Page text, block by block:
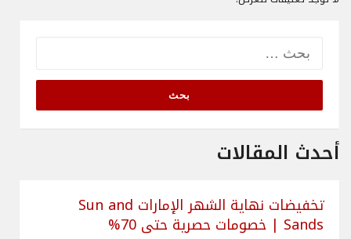
البحث
عن:
أحدث المقالات
تخفيضات نهاية الشهر الإمارات Sun and
Sands | خصومات حصرية حتى 70%